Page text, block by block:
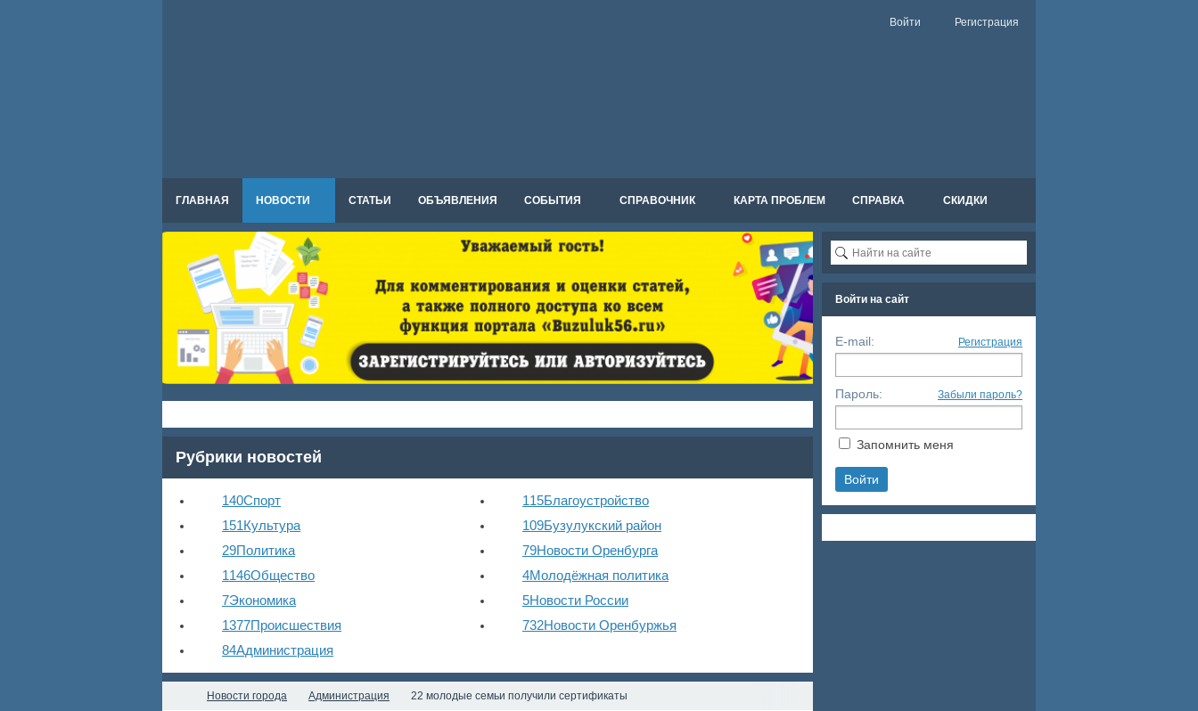
Войти Регистрация
ГЛАВНАЯ НОВОСТИ СТАТЬИ ОБЪЯВЛЕНИЯ СОБЫТИЯ СПРАВОЧНИК КАРТА ПРОБЛЕМ СПРАВКА СКИДКИ
Рубрики новостей
140Спорт
151Культура
29Политика
1146Общество
7Экономика
1377Происшествия
84Администрация
115Благоустройство
109Бузулукский район
79Новости Оренбурга
4Молодёжная политика
5Новости России
732Новости Оренбуржья
Новости города Администрация 22 молодые семьи получили сертификаты
Войти на сайт
E-mail: Регистрация
Пароль: Забыли пароль?
Запомнить меня